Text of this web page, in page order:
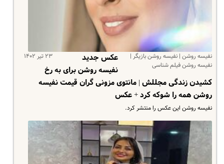
نفیسه روشن | نفیسه روشن بازیگر |
نفیسه روشن فیلم شناسی
۲۳ تیر ۱۴۰۲
عکس جدید
نفیسه روشن برای به رخ
کشیدن زندگی مجللش | مانتوی مزونی گران قیمت نفیسه
روشن همه را شوکه کرد + عکس
نفیسه روشن این عکس را منتشر کرد.